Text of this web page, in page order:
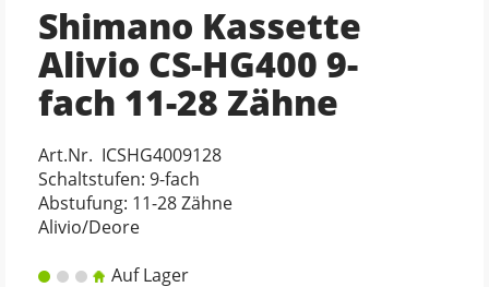
Shimano Kassette
Alivio CS-HG400 9-
fach 11-28 Zähne
Art.Nr. ICSHG4009128
Schaltstufen: 9-fach
Abstufung: 11-28 Zähne
Alivio/Deore
Auf Lager